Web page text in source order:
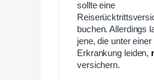
sollte eine
buchen. Allerdings
jene, die unter
Erkrankung leiden,
versichern.